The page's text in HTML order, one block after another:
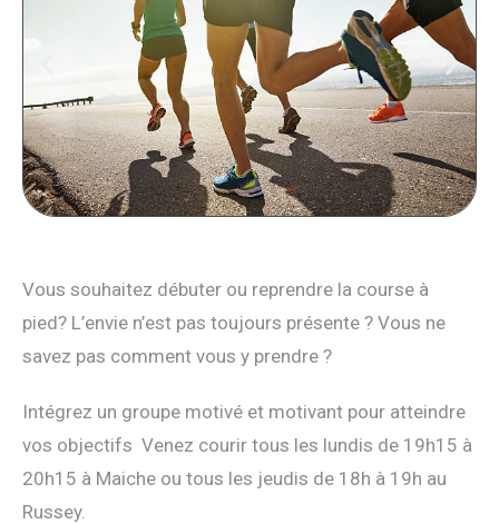
Vous souhaitez débuter ou reprendre la course à
pied? L’envie n’est pas toujours présente ? Vous ne
savez pas comment vous y prendre ?
Intégrez un groupe motivé et motivant pour atteindre
vos objectifs Venez courir tous les lundis de 19h15 à
20h15 à Maiche ou tous les jeudis de 18h à 19h au
Russey.